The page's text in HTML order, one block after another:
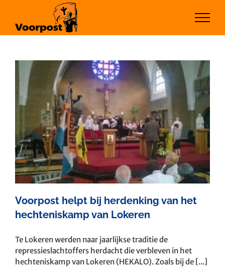
inhoud
Voorpost helpt bij herdenking van het
hechteniskamp van Lokeren
Te Lokeren werden naar jaarlijkse traditie de
repressieslachtoffers herdacht die verbleven in het
hechteniskamp van Lokeren (HEKALO). Zoals bij de [...]